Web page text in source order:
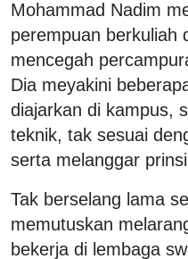
Mohammad Nadim
perempuan berkuliah
mencegah
Dia meyakini
diajarkan di kampus,
teknik, tak sesuai
serta melanggar
Tak berselang lama
memutuskan
bekerja di lembaga